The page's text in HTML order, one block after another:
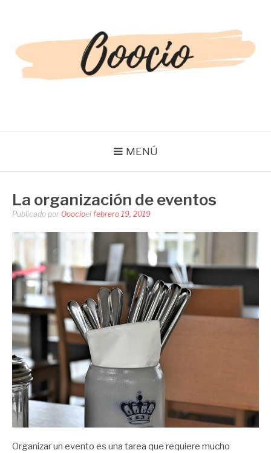
MENÚ
La organización de eventos
Publicado por Ooocioel febrero 19, 2019
Organizar un evento es una tarea que requiere mucho